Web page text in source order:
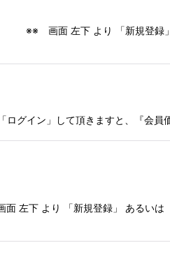
」 あるいは 「
」して頂きますと、『会員価
は 「ログイン」